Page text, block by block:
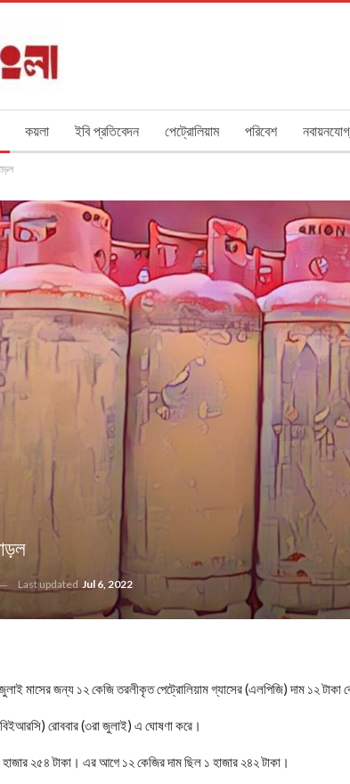
কয়লা ইবি প্রতিবেদন পেট্রোলিয়াম পরিবেশ
Last updated Jul 6, 2022
মাসের জন্য ১২ কেজি তরলীকৃত পেট্রোলিয়াম গ্যাসের (এলপিজি) দাম ১২ টাকা
(বিইআরসি) রোববার (৩রা জুলাই) এ ঘোষণা করে।
হাজার ২৫৪ টাকা। এর আগে ১২ কেজির দাম ছিল ১ হাজার ২৪২ টাকা।